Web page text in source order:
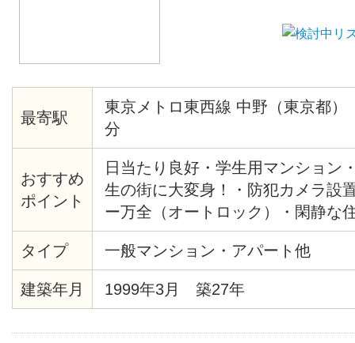
最寄駅
東京メトロ東西線 中野（東京都
分
おすすめ
ポイント
日当たり良好・学生用マンション
生の街に大変身！・防犯カメラ設
ー万全（オートロック）・閑静な
早稲田大学、明治大学、帝京平成
高層校舎完成)当マンションの隣が
マーケット徒歩０分（日常生活に
タイプ 一般マンション・アパート他
建築年月 1999年3月 築27年